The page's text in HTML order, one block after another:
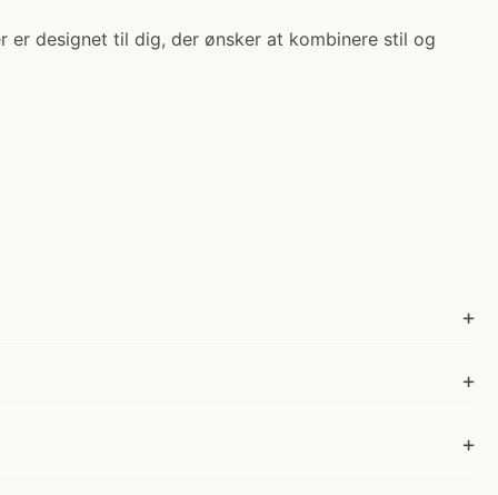
er designet til dig, der ønsker at kombinere stil og